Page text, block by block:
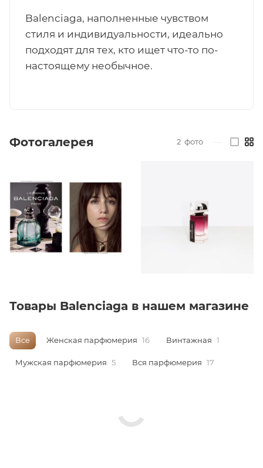
Balenciaga, наполненные чувством
стиля и индивидуальности, идеально
подходят для тех, кто ищет что-то по-
настоящему необычное.
Фотогалерея 2 фото
Товары Balenciaga в нашем магазине
Все Женская парфюмерия 16 Винтажная 1
Мужская парфюмерия 5 Вся парфюмерия 17